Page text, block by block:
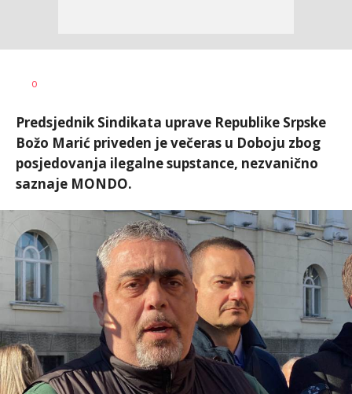
AUTOR
0
Predsjednik Sindikata uprave Republike Srpske
Božo Marić priveden je večeras u Doboju zbog
posjedovanja ilegalne supstance, nezvanično
saznaje MONDO.